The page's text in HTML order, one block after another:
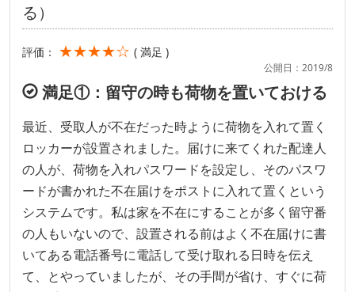
る）
評価： ★★★★☆ ( 満足 )
公開日：2019/8
満足①：留守の時も荷物を置いておける
最近、受取人が不在だった時ように荷物を入れて置く
ロッカーが設置されました。届けに来てくれた配達人
の人が、荷物を入れパスワードを設定し、そのパスワ
ードが書かれた不在届けをポストに入れて置くという
システムです。私は家を不在にすることが多く留守番
の人もいないので、設置される前はよく不在届けに書
いてある電話番号に電話して受け取れる日時を伝え
て、とやっていましたが、その手間が省け、すぐに荷